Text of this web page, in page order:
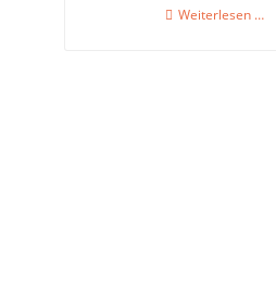
Weiterlesen …Die